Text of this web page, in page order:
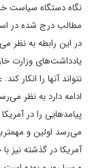
نگاه دستگاه سیاست
مطالب درج شده در
در این رابطه به
یادداشت‌های وزارت
نتواند آنها را انکار کند.
ادامه دارد به نظر
پیامدهایی را در
می‌رسد اولین و
آمریکا در گذشته